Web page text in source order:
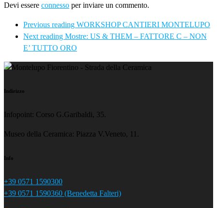
Devi essere connesso per inviare un commento.
Previous reading WORKSHOP CANTIERI MONTELUPO
Next reading Mostre: US & THEM – FATTORE C – NON
E’ TUTTO ORO
Indirizzo
Infopoint: Corso G.Garibaldi, 35.
Museo della Ceramica: Piazza V.Veneto, 11.
Info
+39 0571 1590300
+39 0571 1590360 (Benedetta Falteri)